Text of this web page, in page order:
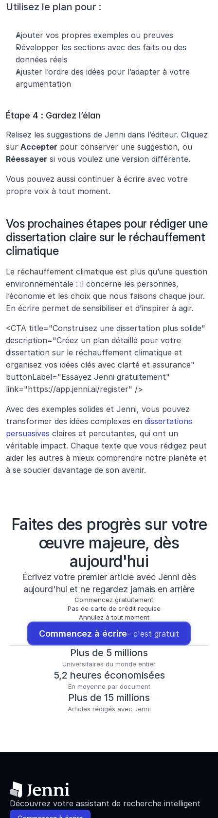
Utilisez le plan pour :
Ajouter vos propres exemples ou preuves
Développer les sections avec des faits ou des
données réels
Ajuster l’ordre des idées pour l’adapter à votre
argumentation
Étape 4 : Gardez l’élan
Relisez les suggestions de Jenni dans l’éditeur. Cliquez
sur Accepter
Réessayer si vous voulez une version différente.
Vous pouvez aussi continuer à écrire avec votre
propre voix à tout moment.
Vos prochaines étapes pour rédiger une
dissertation claire sur le réchauffement
climatique
Le réchauffement climatique est plus qu’une question
environnementale : il concerne les personnes,
l’économie et les choix que nous faisons chaque jour.
En écrire permet de sensibiliser et d’inspirer à agir.
<CTA title="Construisez une dissertation plus solide"
description="Créez un plan détaillé pour votre
dissertation sur le réchauffement climatique et
organisez vos idées clés avec clarté et assurance"
buttonLabel="Essayez Jenni gratuitement"
link="https://app.jenni.ai/register" />
Avec des exemples solides et Jenni, vous pouvez
transformer des idées complexes en dissertations
persuasives claires et percutantes, qui ont un
véritable impact. Chaque texte que vous rédigez peut
aider les autres à mieux comprendre notre planète et
à se soucier davantage de son avenir.
Faites des progrès sur votre
œuvre majeure, dès
aujourd'hui
Écrivez votre premier article avec Jenni dès
aujourd'hui et ne regardez jamais en arrière
Commencez gratuitement
Pas de carte de crédit requise
Annulez à tout moment
Commencez à écrire– c'est gratuit
Plus de 5 millions
Universitaires du monde entier
5,2 heures économisées
En moyenne par document
Plus de 15 millions
Articles rédigés avec Jenni
Découvrez votre assistant de recherche intelligent